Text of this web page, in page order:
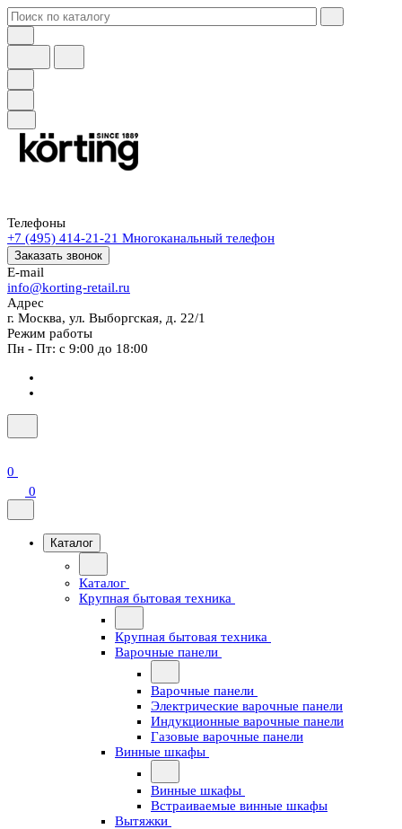
Телефоны
+7 (495) 414-21-21 Многоканальный телефон
Заказать звонок
E-mail
info@korting-retail.ru
Адрес
г. Москва, ул. Выборгская, д. 22/1
Режим работы
Пн - Пт: с 9:00 до 18:00
0
0
Каталог
Каталог
Крупная бытовая техника
Крупная бытовая техника
Варочные панели
Варочные панели
Электрические варочные панели
Индукционные варочные панели
Газовые варочные панели
Винные шкафы
Винные шкафы
Встраиваемые винные шкафы
Вытяжки